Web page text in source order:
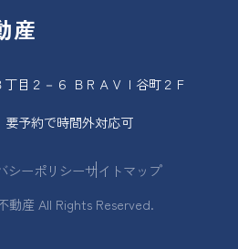
産
目２－６ ＢＲＡＶＩ谷町２Ｆ
予約で時間外対応可
シーポリシーサイトマップ
動産 All Rights Reserved.